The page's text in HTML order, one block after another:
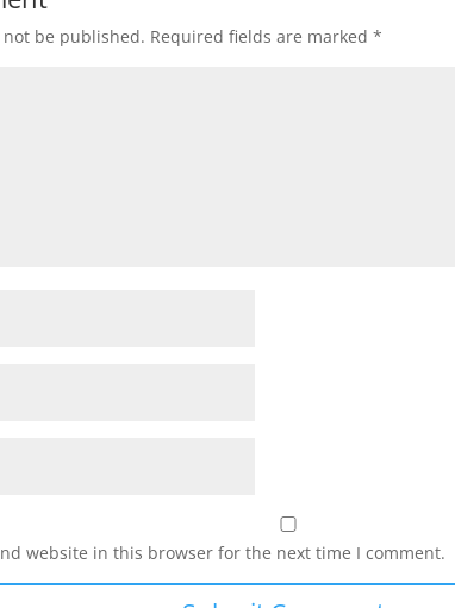
be published. Required fields are marked*
website in this browser for the next time I comment.